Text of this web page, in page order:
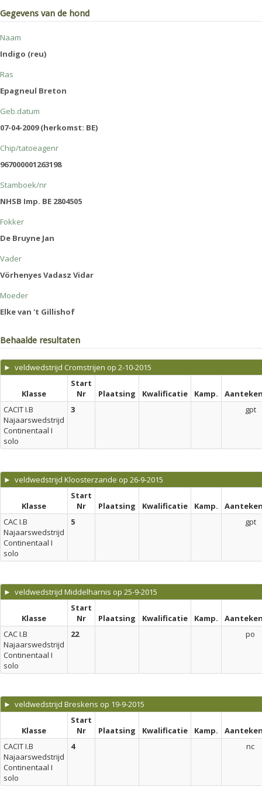
Gegevens van de hond
Naam
Indigo (reu)
Ras
Epagneul Breton
Geb.datum
07-04-2009 (herkomst: BE)
Chip/tatoeagenr
967000001263198
Stamboek/nr
NHSB Imp. BE 2804505
Fokker
De Bruyne Jan
Vader
Vörhenyes Vadasz Vidar
Moeder
Elke van 't Gillishof
Behaalde resultaten
► veldwedstrijd Cromstrijen op 2-10-2015
Klasse
Start
Nr
Plaatsing Kwalificatie Kamp.
CACIT I.B
Najaarswedstrijd
Continentaal I
solo
3 gpt
► veldwedstrijd Kloosterzande op 26-9-2015
Klasse
Start
Nr
Plaatsing Kwalificatie Kamp.
CAC I.B
Najaarswedstrijd
Continentaal I
solo
5 gpt
► veldwedstrijd Middelharnis op 25-9-2015
Klasse
Start
Nr
Plaatsing Kwalificatie Kamp.
CAC I.B
Najaarswedstrijd
Continentaal I
solo
22 po
► veldwedstrijd Breskens op 19-9-2015
Klasse
Start
Nr
Plaatsing Kwalificatie Kamp.
CACIT I.B
Najaarswedstrijd
Continentaal I
solo
4 nc